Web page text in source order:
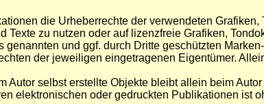
die Urheberrechte der verwendeten
Texte zu nutzen oder auf lizenzfreie Grafiken,
genannten und ggf. durch Dritte geschützten
der jeweiligen eingetragenen Eigentümer.
Autor selbst erstellte Objekte bleibt allein beim
elektronischen oder gedruckten Publikationen ist